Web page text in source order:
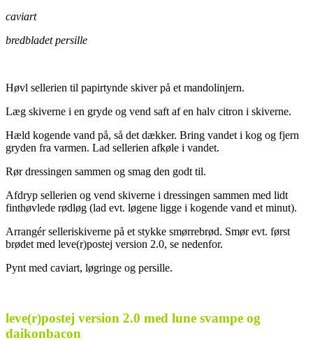
caviart
bredbladet persille
Høvl sellerien til papirtynde skiver på et mandolinjern.
Læg skiverne i en gryde og vend saft af en halv citron i skiverne.
Hæld kogende vand på, så det dækker. Bring vandet i kog og fjern
gryden fra varmen. Lad sellerien afkøle i vandet.
Rør dressingen sammen og smag den godt til.
Afdryp sellerien og vend skiverne i dressingen sammen med lidt
finthøvlede rødløg (lad evt. løgene ligge i kogende vand et minut).
Arrangér selleriskiverne på et stykke smørrebrød. Smør evt. først
brødet med leve(r)postej version 2.0, se nedenfor.
Pynt med caviart, løgringe og persille.
leve(r)postej version 2.0 med lune svampe og
daikonbacon